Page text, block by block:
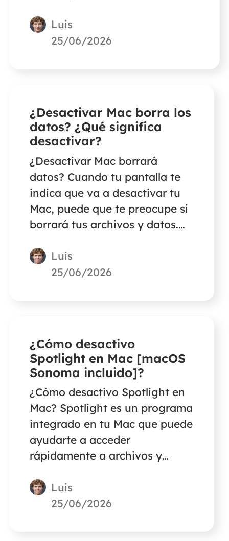
seguridad de tus datos en el
Mac.
Luis
25/06/2026
¿Desactivar Mac borra los
datos? ¿Qué significa
desactivar?
¿Desactivar Mac borrará
datos? Cuando tu pantalla te
indica que va a desactivar tu
Mac, puede que te preocupe si
borrará tus archivos y datos.
encontrar la respuesta.
Luis
25/06/2026
¿Cómo desactivo
Spotlight en Mac [macOS
Sonoma incluido]?
¿Cómo desactivo Spotlight en
Mac? Spotlight es un programa
integrado en tu Mac que puede
ayudarte a acceder
rápidamente a archivos y
utilizarlo, lee este artículo para
aprender a desactivarlo.
Luis
25/06/2026